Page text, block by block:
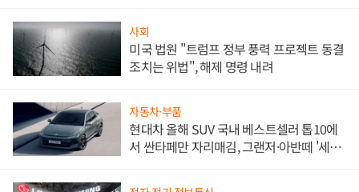
사회
미국 법원 "트럼프 정부 풍력 프로젝트 동결
조치는 위법", 해제 명령 내려
자동차·부품
현대차 올해 SUV 국내 베스트셀러 톱10에
서 싼타페만 자리매김, 그랜저·아반떼 '세단